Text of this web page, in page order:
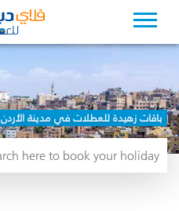
باقات زهيدة للعطلات في مدينة الأردن